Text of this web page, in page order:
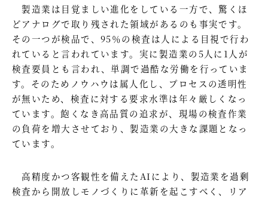
製造業は目覚ましい進化をしている一方で、驚くほ
どアナログで取り残された領域があるのも事実です。
その一つが検品で、95％の検査は人による目視で行わ
れていると言われています。実に製造業の5人に1人が
検査要員とも言われ、単調で過酷な労働を行っていま
す。そのためノウハウは属人化し、プロセスの透明性
が無いため、検査に対する要求水準は年々厳しくなっ
ています。飽くなき高品質の追求が、現場の検査作業
の負荷を増大させており、製造業の大きな課題となっ
ています。
高精度かつ客観性を備えたAIにより、製造業を過剰
検査から開放しモノづくりに革新を起こすべく、リア